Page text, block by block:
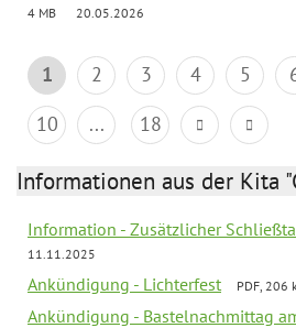
4 MB
20.05.2026
1 2 3 4 5
10
... 18
Informationen aus der Kita
Information - Zusätzlicher
11.11.2025
Ankündigung - Lichterfest PDF, 206
Ankündigung - Bastelnachmittag